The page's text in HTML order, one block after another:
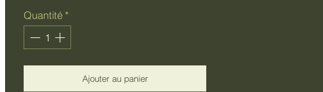
Quantité *
Ajouter au panier